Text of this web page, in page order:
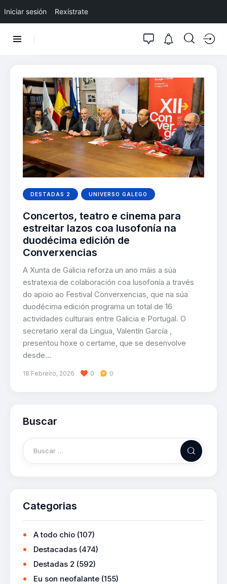
Iniciar sesión Rexístrate
DESTADAS 2 UNIVERSO GALEGO
Concertos, teatro e cinema para
estreitar lazos coa lusofonía na
duodécima edición de
Converxencias
A Xunta de Galicia reforza un ano máis a súa
estratexia de colaboración coa lusofonía a través
do apoio ao Festival Converxencias, que na súa
duodécima edición programa un total de 16
actividades culturais entre Galicia e Portugal. O
secretario xeral da Lingua, Valentín García ,
presentou hoxe o certame, que se desenvolve
desde…
18 Febreiro, 2026 0 0
Buscar
Categorias
A todo chío (107)
Destacadas (474)
Destadas 2 (592)
Eu son neofalante (155)